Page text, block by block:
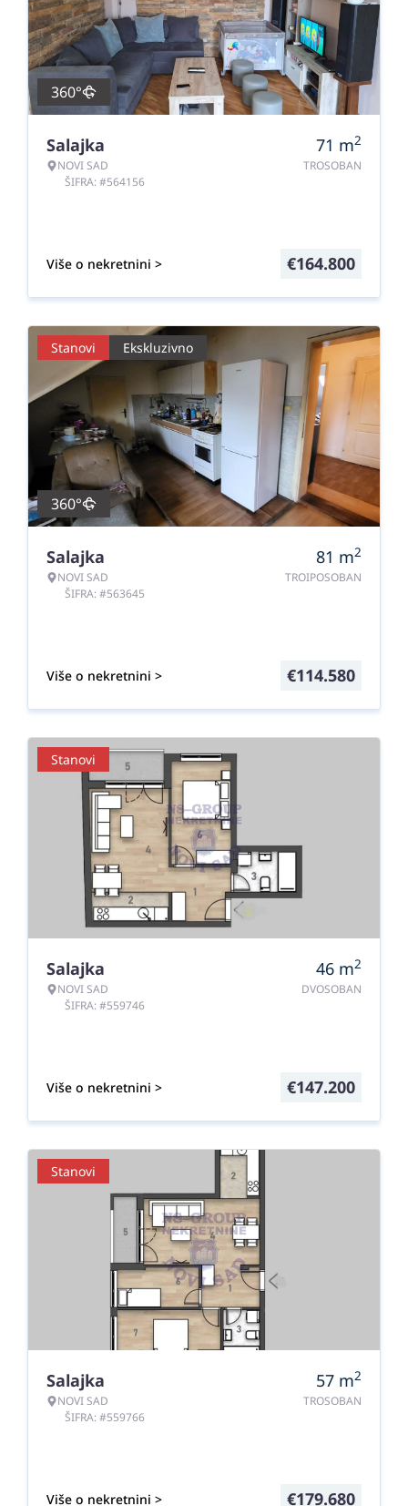
360°
Salajka
NOVI SAD
ŠIFRA: #564156
71 m2
TROSOBAN
Više o nekretnini > €164.800
Stanovi Ekskluzivno
360°
Salajka
NOVI SAD
ŠIFRA: #563645
81 m2
TROIPOSOBAN
Više o nekretnini > €114.580
Stanovi
Salajka
NOVI SAD
ŠIFRA: #559746
46 m2
DVOSOBAN
Više o nekretnini > €147.200
Stanovi
Salajka
NOVI SAD
ŠIFRA: #559766
57 m2
TROSOBAN
Više o nekretnini > €179.680